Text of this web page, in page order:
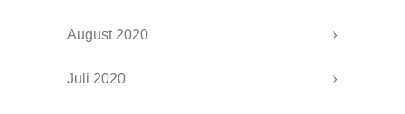
August 2020
Juli 2020